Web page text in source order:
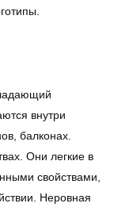
внутри
балконах.
Они легкие в
свойствами,
Неровная